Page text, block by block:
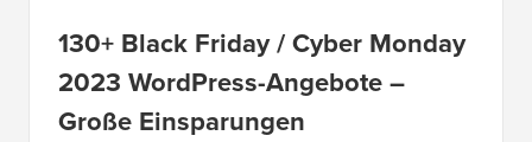
130+ Black Friday / Cyber Monday
2023 WordPress-Angebote –
Große Einsparungen